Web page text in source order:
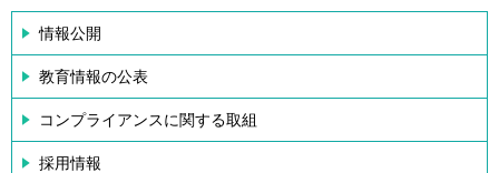
情報公開
教育情報の公表
コンプライアンスに関する取組
採用情報